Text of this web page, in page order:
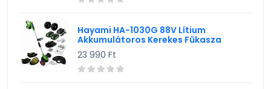
Hayami HA-1030G 88V Lítium
Akkumulátoros Kerekes Fűkasza
23 990 Ft